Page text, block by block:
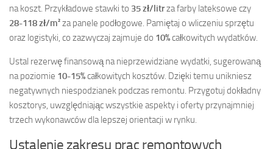
na koszt. Przykładowe stawki to 35 zł/litrza farby lateksowe czy
28-118 zł/m²za panele podłogowe. Pamiętaj o wliczeniu sprzętu
oraz logistyki, co zazwyczaj zajmuje do 10%całkowitych wydatków.
Ustal rezerwę finansową na nieprzewidziane wydatki, sugerowaną
na poziomie 10-15%całkowitych kosztów. Dzięki temu unikniesz
negatywnych niespodzianek podczas remontu. Przygotuj dokładny
kosztorys, uwzględniając wszystkie aspekty i oferty przynajmniej
trzech wykonawców dla lepszej orientacji w rynku.
Ustalenie zakresu prac remontowych